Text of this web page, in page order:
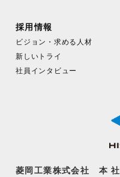
採用情報
ビジョン・求める人材
新しいトライ
社員インタビュー
菱岡工業株式会社 本 社